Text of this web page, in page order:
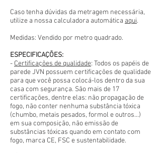
Caso tenha dúvidas da metragem necessária,
utilize a nossa calculadora automática aqui.
Medidas: Vendido por metro quadrado.
ESPECIFICAÇÕES:
- Certificações de qualidade: Todos os papéis de
parede JVN possuem certificações de qualidade
para que você possa colocá-los dentro da sua
casa com segurança. São mais de 17
certificações, dentre elas: não propagação de
fogo, não conter nenhuma substância tóxica
(chumbo, metais pesados, formol e outros...)
em sua composição, não emissão de
substâncias tóxicas quando em contato com
fogo, marca CE, FSC e sustentabilidade.